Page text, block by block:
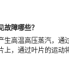
故障哪些？
生高温高压蒸汽，通
，通过叶片的运动将